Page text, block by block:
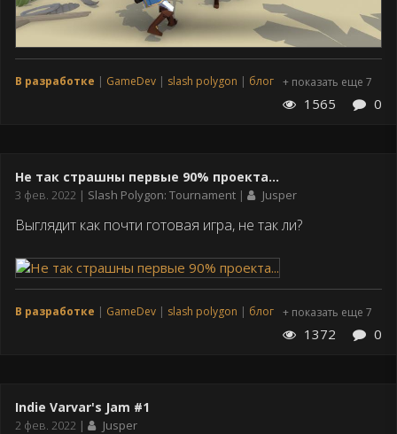
В разработке GameDev slash polygon блог + показать еще 7
1565 0
Не так страшны первые 90% проекта...
Дата
3 фев. 2022 Slash Polygon: Tournament Jusper
Выглядит как почти готовая игра, не так ли?
В разработке GameDev slash polygon блог + показать еще 7
1372 0
Indie Varvar's Jam #1
Дата
2 фев. 2022 Jusper